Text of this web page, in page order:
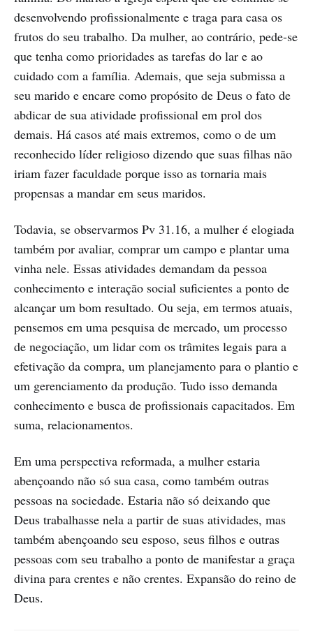
desenvolvendo profissionalmente e traga para casa os
frutos do seu trabalho. Da mulher, ao contrário, pede-se
que tenha como prioridades as tarefas do lar e ao
cuidado com a família. Ademais, que seja submissa a
seu marido e encare como propósito de Deus o fato de
abdicar de sua atividade profissional em prol dos
demais. Há casos até mais extremos, como o de um
reconhecido líder religioso dizendo que suas filhas não
iriam fazer faculdade porque isso as tornaria mais
propensas a mandar em seus maridos.
Todavia, se observarmos Pv 31.16, a mulher é elogiada
também por avaliar, comprar um campo e plantar uma
vinha nele. Essas atividades demandam da pessoa
conhecimento e interação social suficientes a ponto de
alcançar um bom resultado. Ou seja, em termos atuais,
pensemos em uma pesquisa de mercado, um processo
de negociação, um lidar com os trâmites legais para a
efetivação da compra, um planejamento para o plantio e
um gerenciamento da produção. Tudo isso demanda
conhecimento e busca de profissionais capacitados. Em
suma, relacionamentos.
Em uma perspectiva reformada, a mulher estaria
abençoando não só sua casa, como também outras
pessoas na sociedade. Estaria não só deixando que
Deus trabalhasse nela a partir de suas atividades, mas
também abençoando seu esposo, seus filhos e outras
pessoas com seu trabalho a ponto de manifestar a graça
divina para crentes e não crentes. Expansão do reino de
Deus.